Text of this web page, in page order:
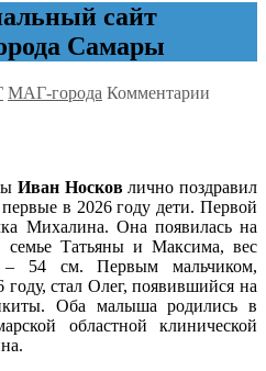
сайт
Самары
МАГ-города Комментарии
Иван
Носков
первых
2026
года
Иван Носковлично поздравил
в 2026 году дети. Первой
Михалина. Она появилась на
Татьяны и Максима, вес
54 см. Первым мальчиком,
стал Олег, появившийся на
Оба малыша родились в
областной клинической